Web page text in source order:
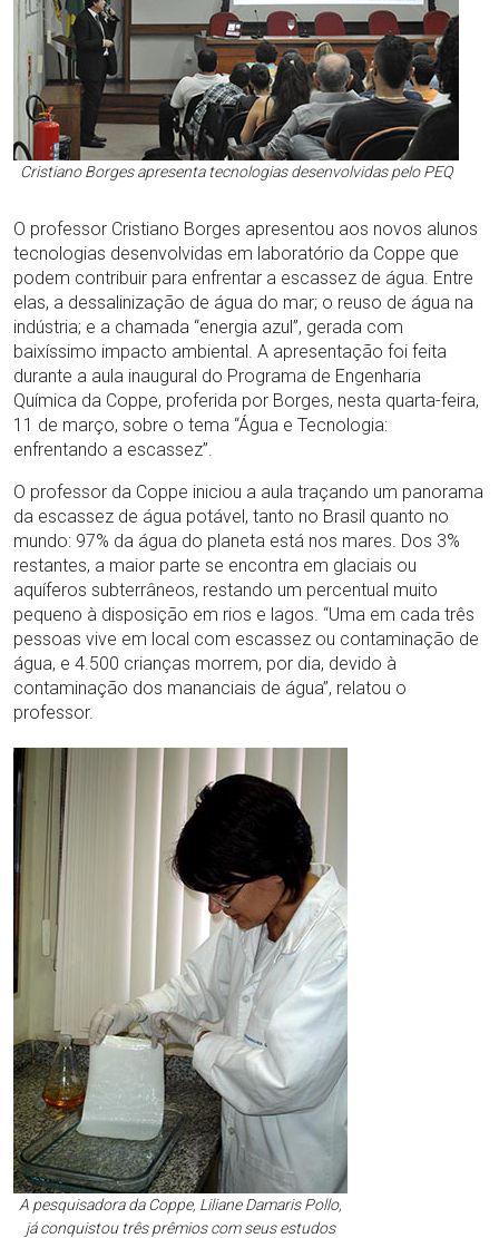
Cristiano Borges apresenta tecnologias desenvolvidas pelo PEQ
O professor Cristiano Borges apresentou aos novos alunos
tecnologias desenvolvidas em laboratório da Coppe que
podem contribuir para enfrentar a escassez de água. Entre
elas, a dessalinização de água do mar; o reuso de água na
indústria; e a chamada “energia azul”, gerada com
baixíssimo impacto ambiental. A apresentação foi feita
durante a aula inaugural do Programa de Engenharia
Química da Coppe, proferida por Borges, nesta quarta-feira,
11 de março, sobre o tema “Água e Tecnologia:
enfrentando a escassez”.
O professor da Coppe iniciou a aula traçando um panorama
da escassez de água potável, tanto no Brasil quanto no
mundo: 97% da água do planeta está nos mares. Dos 3%
restantes, a maior parte se encontra em glaciais ou
aquíferos subterrâneos, restando um percentual muito
pequeno à disposição em rios e lagos. “Uma em cada três
pessoas vive em local com escassez ou contaminação de
água, e 4.500 crianças morrem, por dia, devido à
contaminação dos mananciais de água”, relatou o
professor.
A pesquisadora da Coppe, Liliane Damaris Pollo,
já conquistou três prêmios com seus estudos